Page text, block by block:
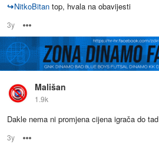
↪NitkoBitan top, hvala na obavijesti
3y
Mališan
1.9k
Dakle nema ni promjena cijena igrača do tad
3y